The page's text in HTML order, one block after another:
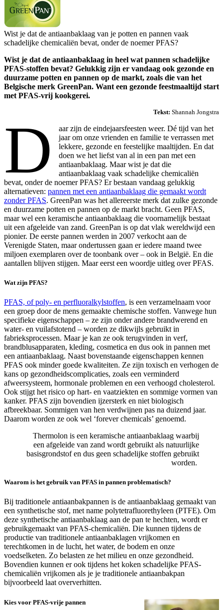
Wist je dat de antiaanbaklaag van je potten en pannen vaak
schadelijke chemicaliën bevat, onder de noemer PFAS?
Wist je dat de antiaanbaklaag in heel wat pannen schadelijke
PFAS-stoffen bevat? Gelukkig zijn er vandaag ook gezonde en
duurzame potten en pannen op de markt, zoals die van het
Belgische merk GreenPan. Want een gezonde feestmaaltijd start
met PFAS-vrij kookgerei.
Tekst: Shannah Jongstra
D
aar zijn de eindejaarsfeesten weer. Dé tijd van het
jaar om onze vrienden en familie te verrassen met
lekkere, gezonde en feestelijke maaltijden. En dat
doen we het liefst van al in een pan met een
antiaanbaklaag. Maar wist je dat die
antiaanbaklaag vaak schadelijke chemicaliën
bevat, onder de noemer PFAS? Er bestaan vandaag gelukkig
alternatieven: pannen met een antiaanbaklaag die gemaakt wordt
zonder PFAS. GreenPan was het allereerste merk dat zulke gezonde
en duurzame potten en pannen op de markt bracht. Geen PFAS,
maar wel een keramische antiaanbaklaag die voornamelijk bestaat
uit een afgeleide van zand. GreenPan is op dat vlak wereldwijd een
pionier. De eerste pannen werden in 2007 verkocht aan de
Verenigde Staten, maar ondertussen gaan er iedere maand twee
miljoen exemplaren over de toonbank over – ook in België. En die
aantallen blijven stijgen. Maar eerst een woordje uitleg over PFAS.
Wat zijn PFAS?
PFAS, of poly- en perfluoralkylstoffen, is een verzamelnaam voor
een groep door de mens gemaakte chemische stoffen. Vanwege hun
specifieke eigenschappen – ze zijn onder andere brandwerend en
water- en vuilafstotend – worden ze dikwijls gebruikt in
fabrieksprocessen. Maar je kan ze ook terugvinden in verf,
brandblusapparaten, kleding, cosmetica en dus ook in pannen met
een antiaanbaklaag. Naast bovenstaande eigenschappen kennen
PFAS ook minder goede kwaliteiten. Ze zijn toxisch en verhogen de
kans op gezondheidscomplicaties, zoals een verminderd
afweersysteem, hormonale problemen en een verhoogd cholesterol.
Ook stijgt het risico op hart- en vaatziekten en sommige vormen van
kanker. PFAS zijn bovendien ijzersterk en niet biologisch
afbreekbaar. Sommigen van hen verdwijnen pas na duizend jaar.
Daarom worden ze ook wel ‘forever chemicals’ genoemd.
Thermolon is een keramische antiaanbaklaag waarbij
een afgeleide van zand wordt gebruikt als natuurlijke
basisgrondstof en dus geen schadelijke stoffen gebruikt
worden.
Waarom is het gebruik van PFAS in pannen problematisch?
Bij traditionele antiaanbakpannen is de antiaanbaklaag gemaakt van
een synthetische stof, met name polytetrafluorethyleen (PTFE). Om
deze synthetische antiaanbaklaag aan de pan te hechten, wordt er
gebruikgemaakt van PFAS-chemicaliën. Die kunnen tijdens de
productie van traditionele antiaanbaklagen vrijkomen en
terechtkomen in de lucht, het water, de bodem en onze
voedselketen. Zo belasten ze het milieu en onze gezondheid.
Bovendien kunnen er ook tijdens het koken schadelijke PFAS-
chemicaliën vrijkomen als je je traditionele antiaanbakpan
bijvoorbeeld laat oververhitten.
Kies voor PFAS-vrije pannen